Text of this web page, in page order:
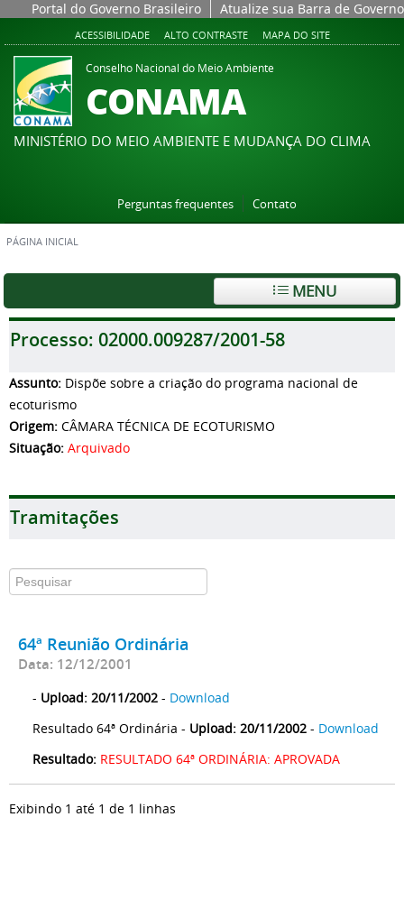
Portal do Governo Brasileiro Atualize sua Barra de Governo
ACESSIBILIDADE ALTO CONTRASTE MAPA DO SITE
Conselho Nacional do Meio Ambiente
CONAMA
MINISTÉRIO DO MEIO AMBIENTE E MUDANÇA DO CLIMA
Perguntas frequentes Contato
PÁGINA INICIAL
MENU
Processo: 02000.009287/2001-58
Assunto: Dispõe sobre a criação do programa nacional de
ecoturismo
Origem: CÂMARA TÉCNICA DE ECOTURISMO
Situação: Arquivado
Tramitações
64ª Reunião Ordinária
Data: 12/12/2001
- Upload: 20/11/2002 - Download
Resultado 64ª Ordinária - Upload: 20/11/2002 - Download
Resultado: RESULTADO 64ª ORDINÁRIA: APROVADA
Exibindo 1 até 1 de 1 linhas